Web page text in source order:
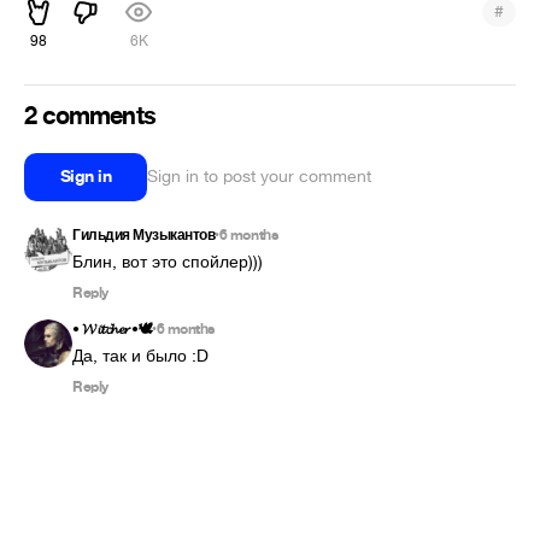
98 6K
#
2 comments
Sign in Sign in to post your comment
Гильдия Музыкантов•6 months
Блин, вот это спойлер)))
Reply
• 𝓦𝓲𝓽𝓬𝓱𝓮𝓻 •🕊️•6 months
Да, так и было :D
Reply